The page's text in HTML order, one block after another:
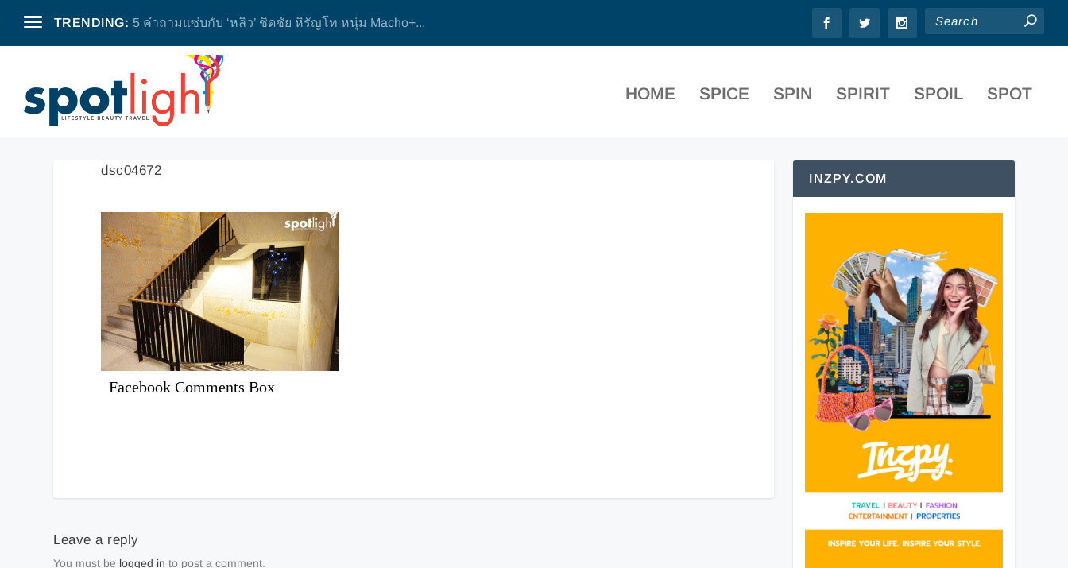
TRENDING: 5 คำถามแซ่บกับ ‘หลิว’ ชิดชัย หิรัญโท หนุ่ม Macho+...
HOME SPICE SPIN SPIRIT SPOIL SPOT
dsc04672
Facebook Comments Box
Leave a reply
You must be logged in to post a comment.
INZPY.COM